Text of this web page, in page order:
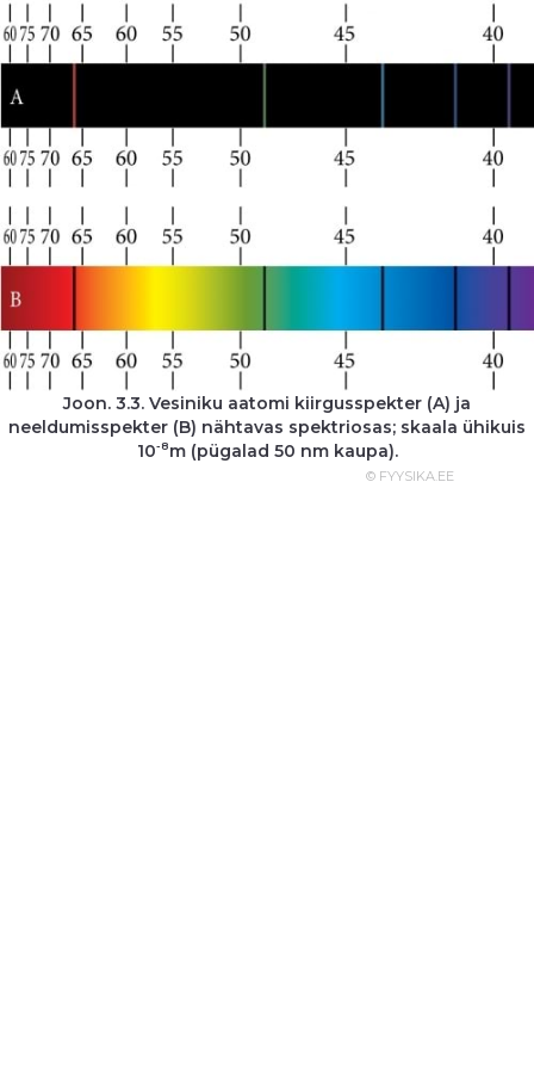
Joon. 3.3. Vesiniku aatomi kiirgusspekter (A) ja
neeldumisspekter (B) nähtavas spektriosas; skaala ühikuis
10-8m (pügalad 50 nm kaupa).
© FYYSIKA.EE